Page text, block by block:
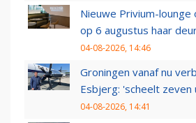
Nieuwe Privium-lounge
op 6 augustus haar
04-08-2026, 14:46
Groningen vanaf nu
Esbjerg: 'scheelt zeven
04-08-2026, 14:41